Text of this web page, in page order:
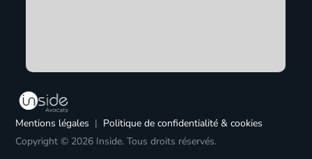
Mentions légales| Politique de confidentialité & cookies